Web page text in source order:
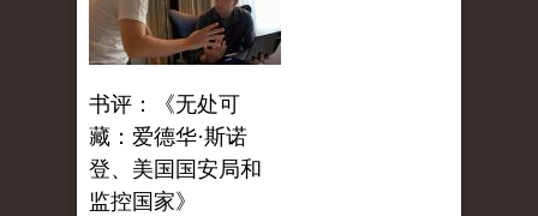
书评：《无处可
藏：爱德华·斯诺
登、美国国安局和
监控国家》